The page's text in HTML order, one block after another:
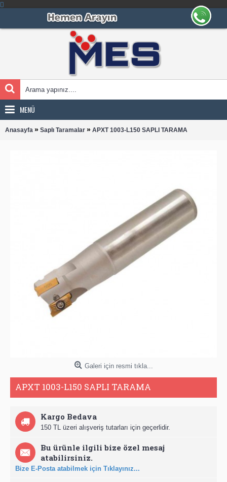
MENÜ
Anasayfa » Saplı Taramalar » APXT 1003-L150 SAPLI TARAMA
Galeri için resmi tıkla...
APXT 1003-L150 SAPLI TARAMA
Kargo Bedava
150 TL üzeri alışveriş tutarları için geçerlidir.
Bu ürünle ilgili bize özel mesaj
atabilirsiniz.
Bize E-Posta atabilmek için Tıklayınız...